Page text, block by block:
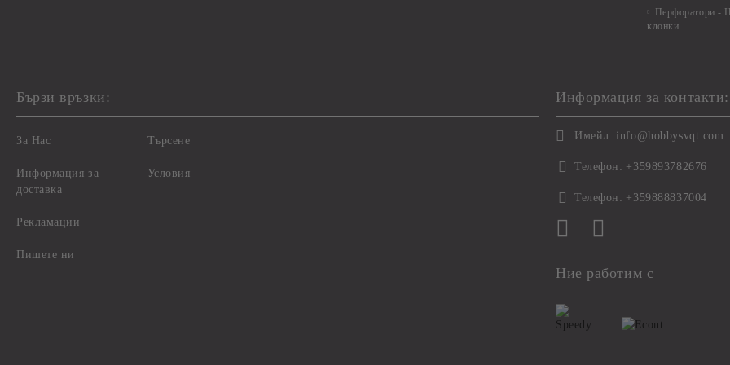
Перфоратори -
клонки
Бързи връзки:
За Нас
Информация за
доставка
Рекламации
Пишете ни
Търсене
Условия
Информация за контакти:
Имейл: info@hobbysvqt.com
Телефон: +359893782676
Телефон: +359888837004
Ние работим с